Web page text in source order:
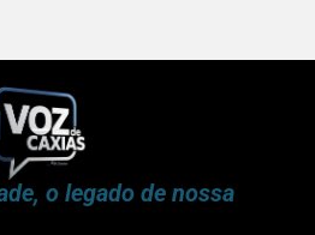
o legado de nossa